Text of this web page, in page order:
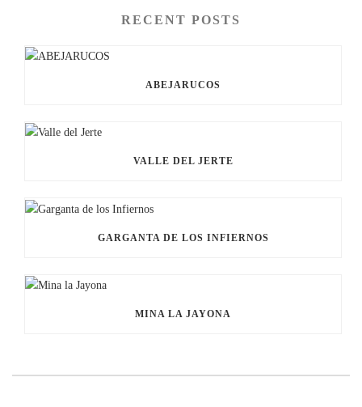
RECENT POSTS
ABEJARUCOS
VALLE DEL JERTE
GARGANTA DE LOS INFIERNOS
MINA LA JAYONA